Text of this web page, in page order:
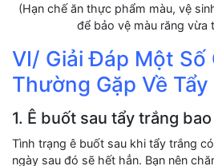
(Hạn chế ăn thực phẩm màu, vệ
để bảo vệ màu răng vừa
VI/ Giải Đáp Một Số
Thường Gặp Về
1. Ê buốt sau tẩy trắng
Tình trạng ê buốt sau khi tẩy trắng
ngày sau đó sẽ hết hẳn. Bạn nên